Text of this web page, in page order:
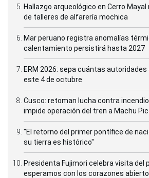
Hallazgo arqueológico en Cerro
de talleres de alfarería mochica
Mar peruano registra anomalías
calentamiento persistirá hasta 2027
ERM 2026: sepa cuántas autoridades
este 4 de octubre
Cusco: retoman lucha contra
impide operación del tren a Machu
"El retorno del primer pontífice de
su tierra es histórico"
Presidenta Fujimori celebra visita del
esperamos con los corazones